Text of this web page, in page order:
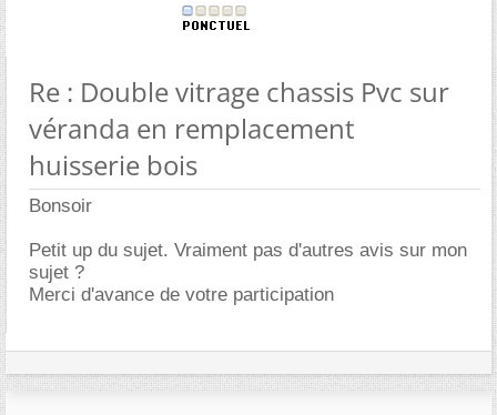
Re : Double vitrage chassis Pvc sur
véranda en remplacement
huisserie bois
Bonsoir
Petit up du sujet. Vraiment pas d'autres avis sur mon
sujet ?
Merci d'avance de votre participation